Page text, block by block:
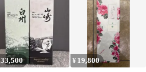
33,500 ¥ 19,800